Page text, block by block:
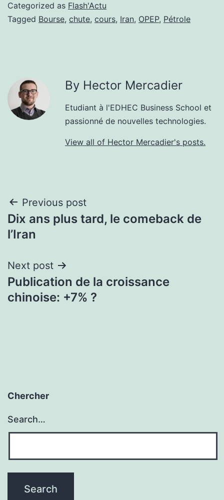
Categorized as Flash'Actu
Tagged Bourse, chute, cours, Iran, OPEP, Pétrole
By Hector Mercadier
Etudiant à l'EDHEC Business School et
passionné de nouvelles technologies.
View all of Hector Mercadier's posts.
Post
navigation
Previous post
Dix ans plus tard, le comeback de
l’Iran
Next post
Publication de la croissance
chinoise: +7% ?
Chercher
Search…